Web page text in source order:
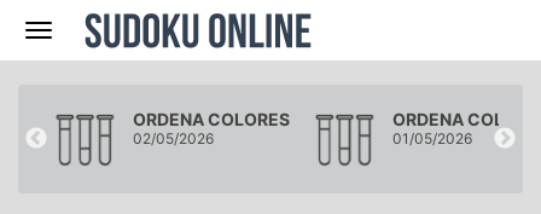
Navegación
ORDENA COLORES
02/05/2026
ORDENA
01/05/2026